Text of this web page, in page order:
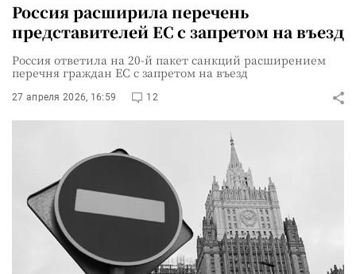
Россия расширила перечень
представителей ЕС с запретом на въезд
Россия ответила на 20-й пакет санкций расширением
перечня граждан ЕС с запретом на въезд
27 апреля 2026, 16:59 12